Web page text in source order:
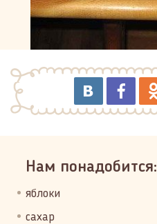
Нам понадобится:
яблоки
сахар